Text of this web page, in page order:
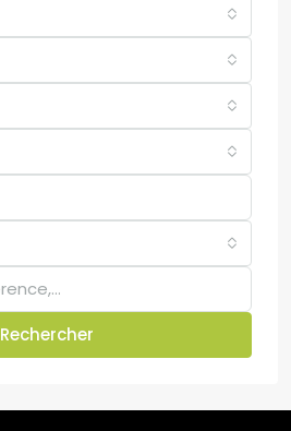
Rechercher